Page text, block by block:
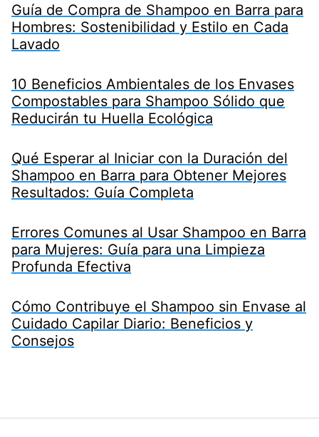
Guía de Compra de Shampoo en Barra para
Hombres: Sostenibilidad y Estilo en Cada
Lavado
10 Beneficios Ambientales de los Envases
Compostables para Shampoo Sólido que
Reducirán tu Huella Ecológica
Qué Esperar al Iniciar con la Duración del
Shampoo en Barra para Obtener Mejores
Resultados: Guía Completa
Errores Comunes al Usar Shampoo en Barra
para Mujeres: Guía para una Limpieza
Profunda Efectiva
Cómo Contribuye el Shampoo sin Envase al
Cuidado Capilar Diario: Beneficios y
Consejos